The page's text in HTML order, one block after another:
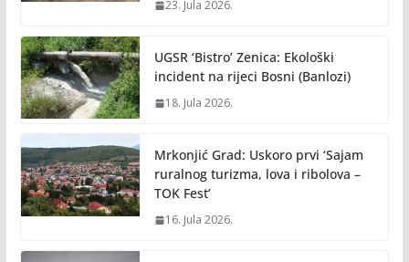
23. Jula 2026.
UGSR ‘Bistro’ Zenica: Ekološki
incident na rijeci Bosni (Banlozi)
18. Jula 2026.
Mrkonjić Grad: Uskoro prvi ‘Sajam
ruralnog turizma, lova i ribolova –
TOK Fest’
16. Jula 2026.